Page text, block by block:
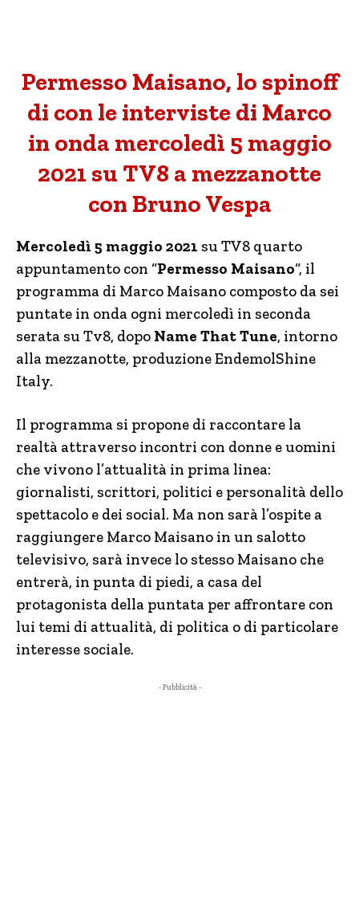
Permesso Maisano, lo spinoff
di con le interviste di Marco
in onda mercoledì 5 maggio
2021 su TV8 a mezzanotte
con Bruno Vespa
Mercoledì 5 maggio 2021 su TV8 quarto
appuntamento con “Permesso Maisano“, il
programma di Marco Maisano composto da sei
puntate in onda ogni mercoledì in seconda
serata su Tv8, dopo Name That Tune, intorno
alla mezzanotte, produzione EndemolShine
Italy.
Il programma si propone di raccontare la
realtà attraverso incontri con donne e uomini
che vivono l’attualità in prima linea:
giornalisti, scrittori, politici e personalità dello
spettacolo e dei social. Ma non sarà l’ospite a
raggiungere Marco Maisano in un salotto
televisivo, sarà invece lo stesso Maisano che
entrerà, in punta di piedi, a casa del
protagonista della puntata per affrontare con
lui temi di attualità, di politica o di particolare
interesse sociale.
- Pubblicità -